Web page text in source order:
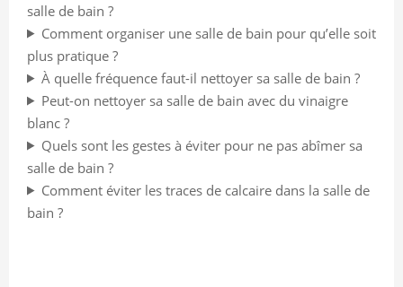
salle de bain ?
Comment organiser une salle de bain pour qu’elle soit
plus pratique ?
À quelle fréquence faut-il nettoyer sa salle de bain ?
Peut-on nettoyer sa salle de bain avec du vinaigre
blanc ?
Quels sont les gestes à éviter pour ne pas abîmer sa
salle de bain ?
Comment éviter les traces de calcaire dans la salle de
bain ?